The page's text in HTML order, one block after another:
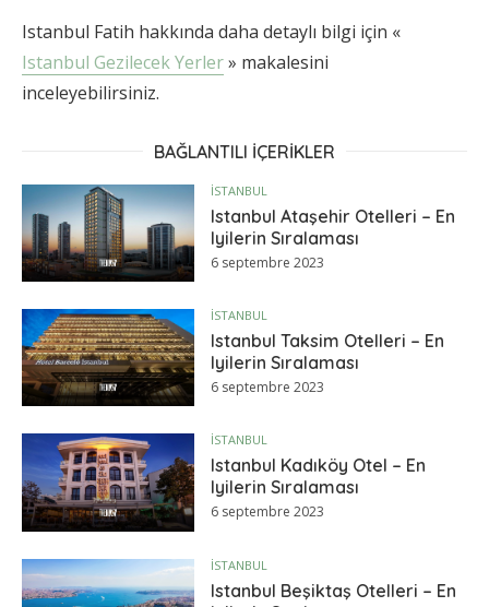
Istanbul Fatih hakkında daha detaylı bilgi için «
Istanbul Gezilecek Yerler» makalesini
inceleyebilirsiniz.
BAĞLANTILI IÇERIKLER
İSTANBUL
Istanbul Ataşehir Otelleri – En
Iyilerin Sıralaması
6 septembre 2023
İSTANBUL
Istanbul Taksim Otelleri – En
Iyilerin Sıralaması
6 septembre 2023
İSTANBUL
Istanbul Kadıköy Otel – En
Iyilerin Sıralaması
6 septembre 2023
İSTANBUL
Istanbul Beşiktaş Otelleri – En